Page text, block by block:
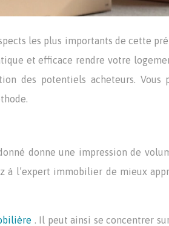
les plus importants de cette
et efficace rendre votre
des potentiels acheteurs. Vous
donne une impression de
à l’expert immobilier de mieux
. Il peut ainsi se concentrer